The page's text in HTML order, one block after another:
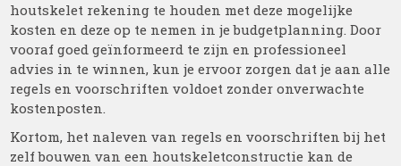
houtskelet rekening te houden met deze mogelijke
kosten en deze op te nemen in je budgetplanning. Door
vooraf goed geïnformeerd te zijn en professioneel
advies in te winnen, kun je ervoor zorgen dat je aan alle
regels en voorschriften voldoet zonder onverwachte
kostenposten.
Kortom, het naleven van regels en voorschriften bij het
zelf bouwen van een houtskeletconstructie kan de